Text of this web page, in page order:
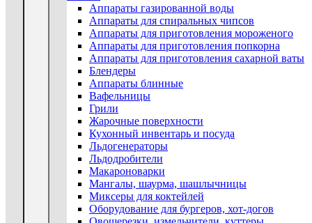
Аппараты газированной воды
Аппараты для спиральных чипсов
Аппараты для приготовления мороженого
Аппараты для приготовления попкорна
Аппараты для приготовления сахарной ваты
Блендеры
Аппараты блинные
Вафельницы
Грили
Жарочные поверхности
Кухонный инвентарь и посуда
Льдогенераторы
Льдодробители
Макароноварки
Мангалы, шаурма, шашлычницы
Миксеры для коктейлей
Оборудование для бургеров, хот-догов